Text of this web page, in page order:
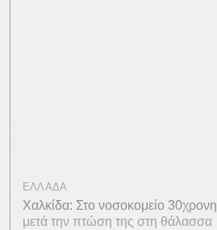
ΕΛΛΑΔΑ
Χαλκίδα: Στο νοσοκομείο 30χρονη
μετά την πτώση της στη θάλασσα